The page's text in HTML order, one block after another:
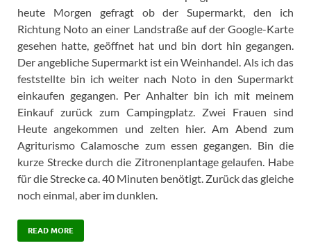
heute Morgen gefragt ob der Supermarkt, den ich
Richtung Noto an einer Landstraße auf der Google-Karte
gesehen hatte, geöffnet hat und bin dort hin gegangen.
Der angebliche Supermarkt ist ein Weinhandel. Als ich das
feststellte bin ich weiter nach Noto in den Supermarkt
einkaufen gegangen. Per Anhalter bin ich mit meinem
Einkauf zurück zum Campingplatz. Zwei Frauen sind
Heute angekommen und zelten hier. Am Abend zum
Agriturismo Calamosche zum essen gegangen. Bin die
kurze Strecke durch die Zitronenplantage gelaufen. Habe
für die Strecke ca. 40 Minuten benötigt. Zurück das gleiche
noch einmal, aber im dunklen.
READ MORE